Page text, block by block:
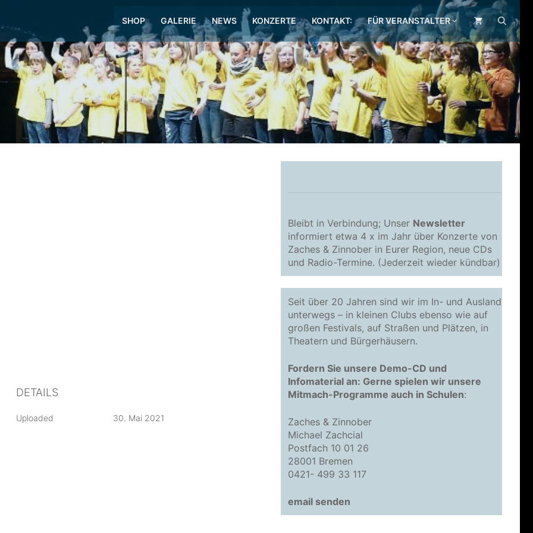
SHOP GALERIE NEWS KONZERTE KONTAKT: FÜR VERANSTALTER
.
DETAILS
Uploaded 30. Mai 2021
Bleibt in Verbindung; Unser Newsletter
informiert etwa 4 x im Jahr über Konzerte von
Zaches & Zinnober in Eurer Region, neue CDs
und Radio-Termine. (Jederzeit wieder kündbar)
Seit über 20 Jahren sind wir im In- und Ausland
unterwegs – in kleinen Clubs ebenso wie auf
großen Festivals, auf Straßen und Plätzen, in
Theatern und Bürgerhäusern.
Fordern Sie unsere Demo-CD und
Infomaterial an: Gerne spielen wir unsere
Mitmach-Programme auch in Schulen:
Zaches & Zinnober
Michael Zachcial
Postfach 10 01 26
28001 Bremen
0421- 499 33 117
email senden